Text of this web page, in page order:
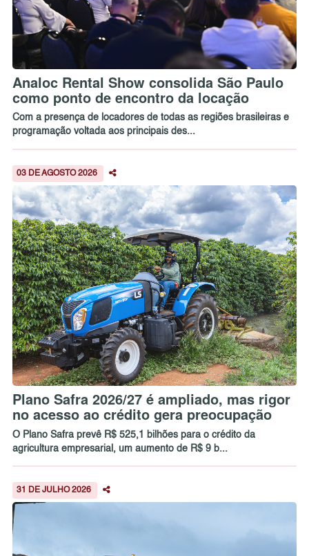
Analoc Rental Show consolida São Paulo
como ponto de encontro da locação
Com a presença de locadores de todas as regiões brasileiras e
programação voltada aos principais des...
03 DE AGOSTO 2026
Plano Safra 2026/27 é ampliado, mas rigor
no acesso ao crédito gera preocupação
O Plano Safra prevê R$ 525,1 bilhões para o crédito da
agricultura empresarial, um aumento de R$ 9 b...
31 DE JULHO 2026